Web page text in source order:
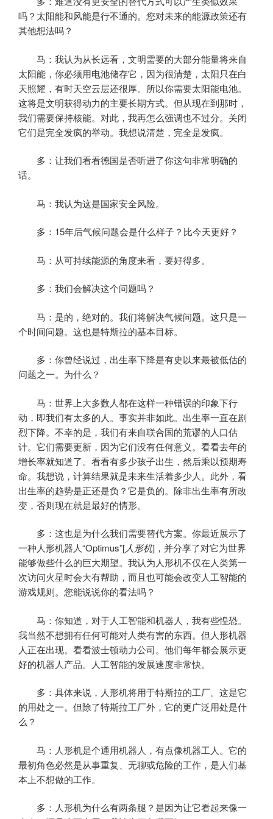
吗？太阳能和风能是行不通的。您对未来的能源政策还有
其他想法吗？
马：我认为从长远看，文明需要的大部分能量将来自
太阳能，你必须用电池储存它，因为很清楚，太阳只在白
天照耀，有时天空云层还很厚。所以你需要太阳能电池。
这将是文明获得动力的主要长期方式。但从现在到那时，
我们需要保持核能。对此，我再怎么强调也不过分。关闭
它们是完全发疯的举动。我想说清楚，完全是发疯。
多：让我们看看德国是否听进了你这句非常明确的
话。
马：我认为这是国家安全风险。
多：15年后气候问题会是什么样子？比今天更好？
马：从可持续能源的角度来看，要好得多。
多：我们会解决这个问题吗？
马：是的，绝对的。我们将解决气候问题。这只是一
个时间问题。这也是特斯拉的基本目标。
多：你曾经说过，出生率下降是有史以来最被低估的
问题之一。为什么？
马：世界上大多数人都在这样一种错误的印象下行
动，即我们有太多的人。事实并非如此。出生率一直在剧
烈下降。不幸的是，我们有来自联合国的荒谬的人口估
计。它们需要更新，因为它们没有任何意义。看看去年的
增长率就知道了。看看有多少孩子出生，然后乘以预期寿
命。我想说，计算结果就是未来生活着多少人。此外，看
出生率的趋势是正还是负？它是负的。除非出生率有所改
变，否则现在就是最好的情形。
多：这也是为什么我们需要替代方案。你最近展示了
一种人形机器人“Optimus”[人形机]，并分享了对它为世界
能够做些什么的巨大期望。我认为人形机不仅在人类第一
次访问火星时会大有帮助，而且也可能会改变人工智能的
游戏规则。您能说说你的看法吗？
马：你知道，对于人工智能和机器人，我有些惶恐。
我当然不想拥有任何可能对人类有害的东西。但人形机器
人正在出现。看看波士顿动力公司。他们每年都会展示更
好的机器人产品。人工智能的发展速度非常快。
多：具体来说，人形机将用于特斯拉的工厂。这是它
的用处之一。但除了特斯拉工厂外，它的更广泛用处是什
么？
马：人形机是个通用机器人，有点像机器工人。它的
最初角色必然是从事重复、无聊或危险的工作，是人们基
本上不想做的工作。
多：人形机为什么有两条腿？是因为让它看起来像一